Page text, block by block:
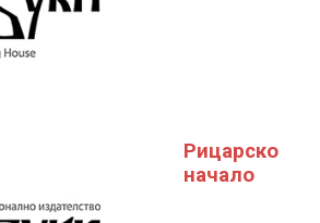
Рицарско
начало